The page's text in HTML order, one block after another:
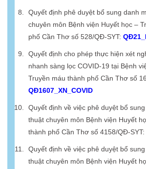
Quyết định phê duyệt bổ sung danh
chuyên môn Bệnh viện Huyết học –
phố Cần Thơ số 528/QĐ-SYT:
Quyết định cho phép thực hiện xét
nhanh sàng lọc COVID-19 tại Bệnh
Truyền máu thành phố Cần Thơ số
QĐ1607_XN_COVID
Quyết định về việc phê duyệt bổ
thuật chuyên môn Bệnh viện Huyết
thành phố Cần Thơ số 4158/QĐ-SYT:
Quyết định về việc phê duyệt bổ
thuật chuyên môn Bệnh viện Huyết